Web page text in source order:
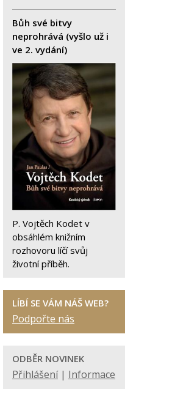
Bůh své bitvy
neprohrává (vyšlo už i
ve 2. vydání)
P. Vojtěch Kodet v
obsáhlém knižním
rozhovoru líčí svůj
životní příběh.
LÍBÍ SE VÁM NÁŠ WEB?
Podpořte nás
ODBĚR NOVINEK
Přihlášení| Informace